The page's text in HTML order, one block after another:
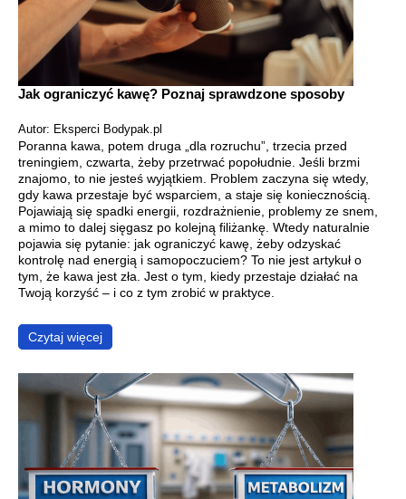
Jak ograniczyć kawę? Poznaj sprawdzone sposoby
Autor: Eksperci Bodypak.pl
Poranna kawa, potem druga „dla rozruchu”, trzecia przed
treningiem, czwarta, żeby przetrwać popołudnie. Jeśli brzmi
znajomo, to nie jesteś wyjątkiem. Problem zaczyna się wtedy,
gdy kawa przestaje być wsparciem, a staje się koniecznością.
Pojawiają się spadki energii, rozdrażnienie, problemy ze snem,
a mimo to dalej sięgasz po kolejną filiżankę. Wtedy naturalnie
pojawia się pytanie: jak ograniczyć kawę, żeby odzyskać
kontrolę nad energią i samopoczuciem? To nie jest artykuł o
tym, że kawa jest zła. Jest o tym, kiedy przestaje działać na
Twoją korzyść – i co z tym zrobić w praktyce.
Czytaj więcej